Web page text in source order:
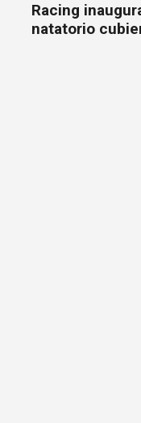
Racing
natatorio